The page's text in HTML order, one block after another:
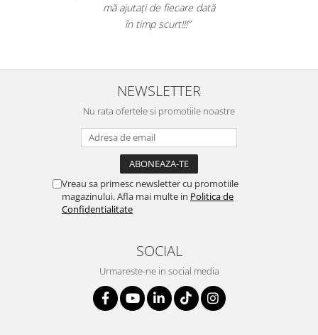
Periferice PC si accesorii
Boxe portabile
Ghilotine și Trimmere
Calculatoare de birou
Cosuri de gunoi pentru birou
Scaune, birouri si produse
Masini de legat, indosariat si
mă ajutați de fiecare dată
în timp scurt!!!”
NEWSLETTER
Nu rata ofertele si promotiile noastre
Vreau sa primesc newsletter cu promotiile
magazinului. Afla mai multe in Politica de
Confidentialitate
SOCIAL
Urmareste-ne in social media